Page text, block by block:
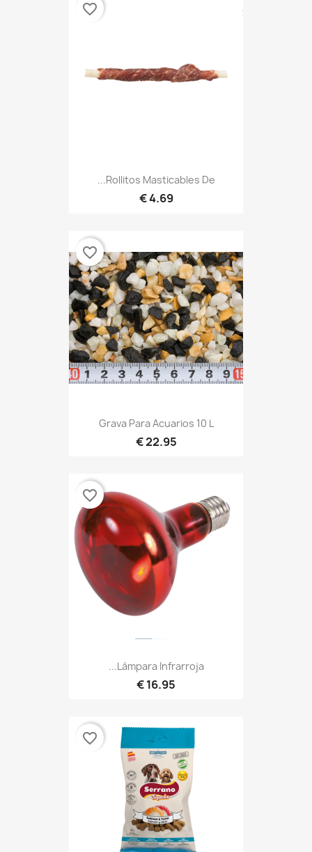
Rollitos Masticables De...
4.69 €
favorite_border
Grava Para Acuarios 10 L
22.95 €
favorite_border
Lámpara Infrarroja...
16.95 €
favorite_border
favorite_border